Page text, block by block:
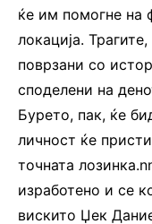
ќе им помогне на
локација.
поврзани со
споделени на
Бурето, пак, ќе
личност ќе
точната
изработено и се
вискито Џек